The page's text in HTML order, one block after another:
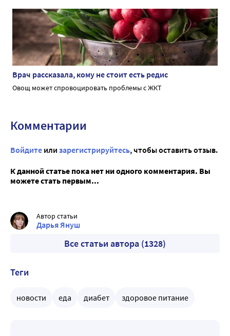
Врач рассказала, кому не стоит есть редис
Овощ может спровоцировать проблемы с ЖКТ
Комментарии
Войдите или зарегистрируйтесь, чтобы оставить отзыв.
К данной статье пока нет ни одного комментария. Вы
можете стать первым...
Автор статьи
Дарья Януш
Все статьи автора (1328)
Теги
новости еда диабет здоровое питание